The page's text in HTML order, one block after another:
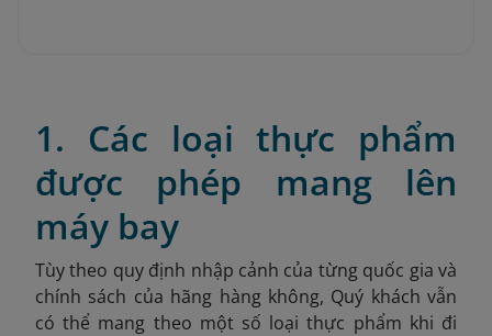
1. Các loại thực phẩm
được phép mang lên
máy bay
Tùy theo quy định nhập cảnh của từng quốc gia và
chính sách của hãng hàng không, Quý khách vẫn
có thể mang theo một số loại thực phẩm khi đi